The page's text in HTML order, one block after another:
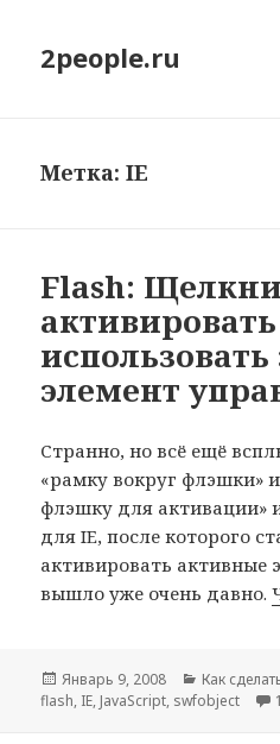
2people.ru
Метка: IE
Flash:
использовать
элемент
Странно, но всё ещё
«рамку вокруг флэшки»
флэшку для активации»
для IE, после которого
активировать активные
вышло уже очень давно.
Опубликовано
Январь 9, 2008 Рубрики
Как
flash, IE, JavaScript, swfobject